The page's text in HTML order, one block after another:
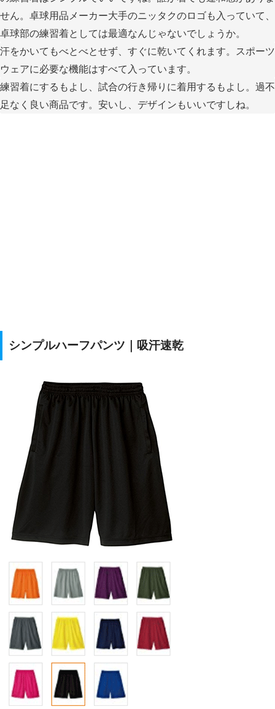
せん。卓球用品メーカー大手のニッタクのロゴも入っていて、
卓球部の練習着としては最適なんじゃないでしょうか。
汗をかいてもべとべとせず、すぐに乾いてくれます。スポーツ
ウェアに必要な機能はすべて入っています。
練習着にするもよし、試合の行き帰りに着用するもよし。過不
足なく良い商品です。安いし、デザインもいいですしね。
シンプルハーフパンツ｜吸汗速乾